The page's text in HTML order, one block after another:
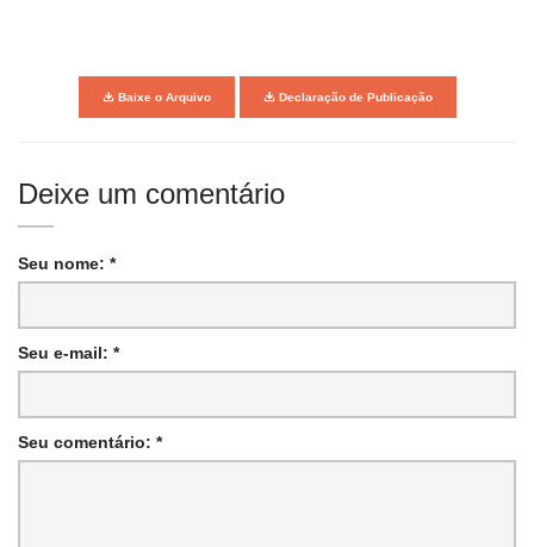
Baixe o Arquivo Declaração de Publicação
Deixe um comentário
Seu nome: *
Seu e-mail: *
Seu comentário: *